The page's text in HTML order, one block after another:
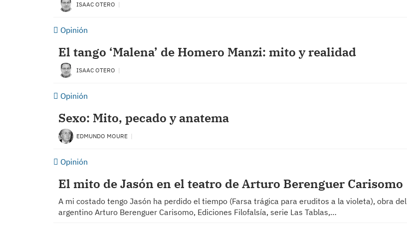
ISAAC OTERO
Opinión
El tango ‘Malena’ de Homero Manzi: mito y realidad
ISAAC OTERO
Opinión
Sexo: Mito, pecado y anatema
EDMUNDO MOURE
Opinión
El mito de Jasón en el teatro de Arturo Berenguer Carisomo
A mi costado tengo Jasón ha perdido el tiempo (Farsa trágica para eruditos a la violeta), obra del
argentino Arturo Berenguer Carisomo, Ediciones Filofalsía, serie Las Tablas,…